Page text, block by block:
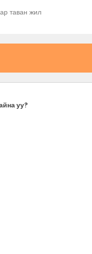
таван жил
уу?